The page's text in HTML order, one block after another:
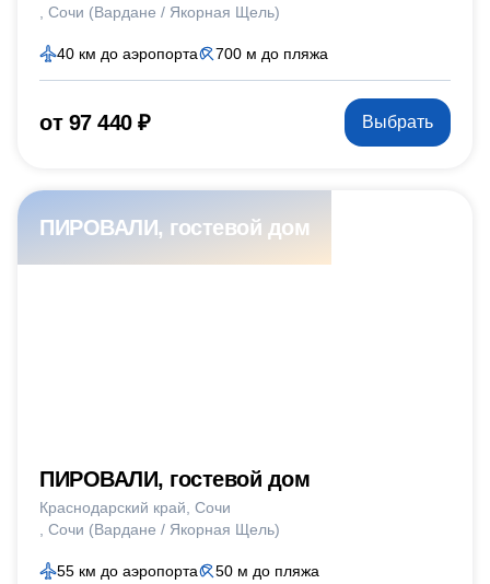
Сочи (Вардане / Якорная Щель)
40 км до аэропорта 700 м до пляжа
от 97 440 ₽ Выбрать
ПИРОВАЛИ, гостевой дом
ПИРОВАЛИ, гостевой дом
Краснодарский край Сочи
Сочи (Вардане / Якорная Щель)
55 км до аэропорта 50 м до пляжа